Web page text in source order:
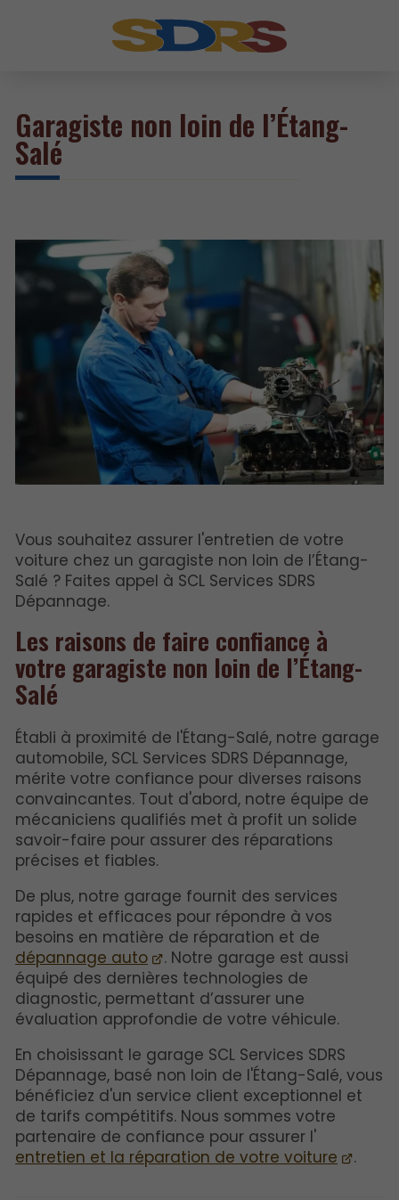
Garagiste non loin de l’Étang-
Salé
Vous souhaitez assurer l'entretien de votre
voiture chez un garagiste non loin de l’Étang-
Salé ? Faites appel à SCL Services SDRS
Dépannage.
Les raisons de faire confiance à
votre garagiste non loin de l’Étang-
Salé
Établi à proximité de l'Étang-Salé, notre garage
automobile, SCL Services SDRS Dépannage,
mérite votre confiance pour diverses raisons
convaincantes. Tout d'abord, notre équipe de
mécaniciens qualifiés met à profit un solide
savoir-faire pour assurer des réparations
précises et fiables.
De plus, notre garage fournit des services
rapides et efficaces pour répondre à vos
besoins en matière de réparation et de
dépannage auto
. Notre garage est aussi
équipé des dernières technologies de
diagnostic, permettant d’assurer une
évaluation approfondie de votre véhicule.
En choisissant le garage SCL Services SDRS
Dépannage, basé non loin de l'Étang-Salé, vous
bénéficiez d'un service client exceptionnel et
de tarifs compétitifs. Nous sommes votre
partenaire de confiance pour assurer l'
entretien et la réparation de votre voiture
.